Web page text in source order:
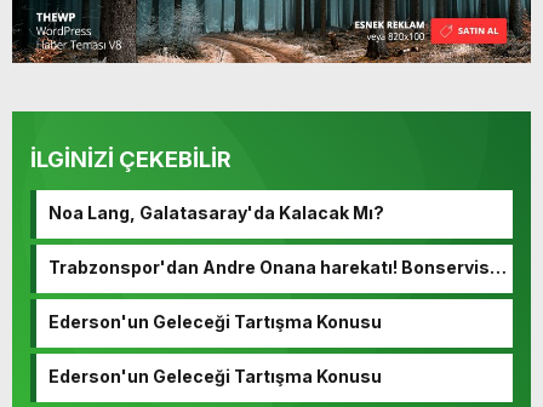
İLGİNİZİ ÇEKEBİLİR
Noa Lang, Galatasaray'da Kalacak Mı?
Trabzonspor'dan Andre Onana harekatı! Bonservisi
Ederson'un Geleceği Tartışma Konusu
Ederson'un Geleceği Tartışma Konusu